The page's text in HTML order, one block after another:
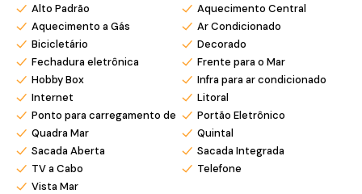
segurança em um imóvel de alto padrão no litoral.
🌟 Viva com exclusividade em um dos melhores
empreendimentos da região!
💬 Entre em contato agora e conheça as condições especiais
para adquirir seu novo lar na praia!
*Valor e disponibilidade sujeito a confirmação.
*Atendemos também em finais de semana e feriados com
pré agendamento.
Alto Padrão
Aquecimento Central
Aquecimento a Gás
Ar Condicionado
Bicicletário
Decorado
Fechadura eletrônica
Frente para o Mar
Hobby Box
Infra para ar condicionado
Internet
Litoral
Ponto para carregamento de carro elétrico
Portão Eletrônico
Quadra Mar
Quintal
Sacada Aberta
Sacada Integrada
TV a Cabo
Telefone
Vista Mar